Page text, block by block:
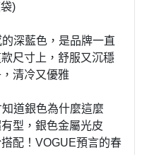
)
深藍色，是品牌一直
尺寸上，舒服又沉穩
清冷又優雅
道銀色為什麼這麼
型，銀色金屬光皮
配！VOGUE預言的春